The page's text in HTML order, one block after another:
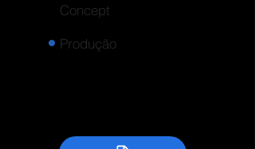
Concept
Produção